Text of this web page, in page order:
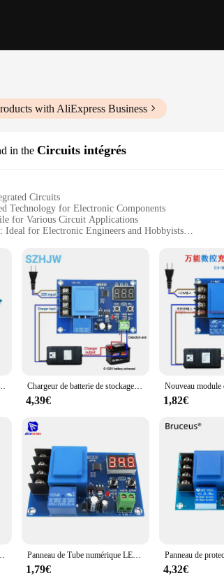
with AliExpress Business
in the Circuits intégrés
Circuits
Technology for Electronic Components
for Various Circuit Applications
Ideal for Electronic Engineers and Hobbyists
Reliable and Durable Integrated Circuits
and Reliability**
are the epitome of performance and reliability.
a professional engineer or a hobbyist, the xh m602
electronic projects, ensuring that your circuits are
Need**
are not just a product; they are a solution. With
advanced technology allows for seamless integration
adaptable, ensuring that they can be utilized in
these circuits for personal use or as a wholesale
The xh m602 Integrated Circuits are a testament to
batterie au Lithium, panneau de Protection de commutateur de commande de chargeur de batterie Chargeur de batterie de stockage au lithium AC 220V, contrôle numérique XH-M602, charge de la batterie, technologie de contrôle, interrupteur de commande, panneau de protection
4,39€ 1,82€
de contrôle, interrupteur de commande, panneau de protection Panneau de Tube numérique LED 3 Bits CNC XH-M602-3.7 V, panneau de Protection de commutateur de Module de commande de charge de batterie au Lithium, 120
1,79€ 4,32€